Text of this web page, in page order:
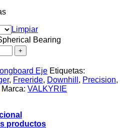
Limpiar
Bearing
Eje Etiquetas:
, Freeride, Downhill , Precision,
Marca: VALKYRIE
productos